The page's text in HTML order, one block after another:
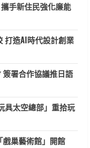
手新住民強化廉能
打造AI時代設計創業
署合作協議推日語
具太空總部」重拾玩
巢藝術館」開館